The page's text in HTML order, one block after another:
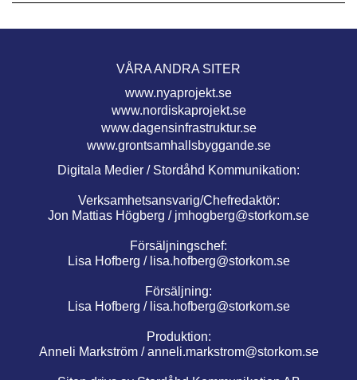
VÅRA ANDRA SITER
www.nyaprojekt.se
www.nordiskaprojekt.se
www.dagensinfrastruktur.se
www.grontsamhallsbyggande.se
Digitala Medier / Stordåhd Kommunikation:
Verksamhetsansvarig/Chefredaktör:
Jon Mattias Högberg / jmhogberg@storkom.se
Försäljningschef:
Lisa Hofberg / lisa.hofberg@storkom.se
Försäljning:
Lisa Hofberg / lisa.hofberg@storkom.se
Produktion:
Anneli Markström /anneli.markstrom@storkom.se